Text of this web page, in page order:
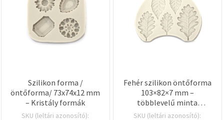
Szilikon forma /
öntőforma/ 73x74x12 mm
– Kristály formák
SKU (leltári azonosító):
Fehér szilikon öntőforma
103×82×7 mm –
többlevelű minta
részletes levélerezettel,
SKU (leltári azonosító):